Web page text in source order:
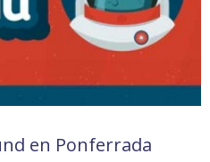
en Ponferrada